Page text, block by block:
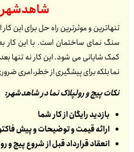
شاهدشهر
تنهاترین و موثرترین راه حل برای این کار
سنگ نمای ساختمان است. با این کار
کمک شایانی می شود. این کار نه تنها
نما بلکه برای پیشگیری از خطر، امری
نکات پیچ و رولپلاک نما در شاهدشهر:
بازدید رایگان از کار شما
ارائه قیمت و توضیحات و پیش
انعقاد قرارداد قبل از شروع پیچ و